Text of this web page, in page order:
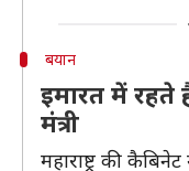
बयान
इमारत में रहते
मंत्री
महाराष्ट्र की